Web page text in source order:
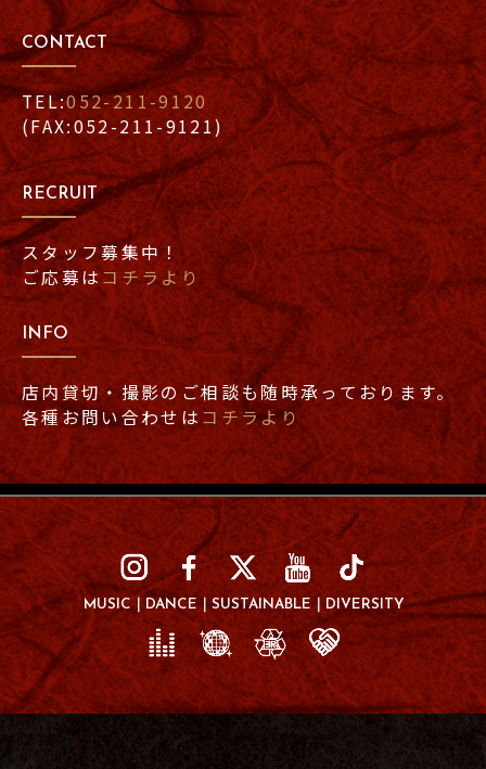
CONTACT
TEL:052-211-9120
(FAX:052-211-9121)
RECRUIT
スタッフ募集中！
ご応募はコチラより
INFO
店内貸切・撮影のご相談も随時承っております。
各種お問い合わせはコチラより
MUSIC DANCE SUSTAINABLE DIVERSITY